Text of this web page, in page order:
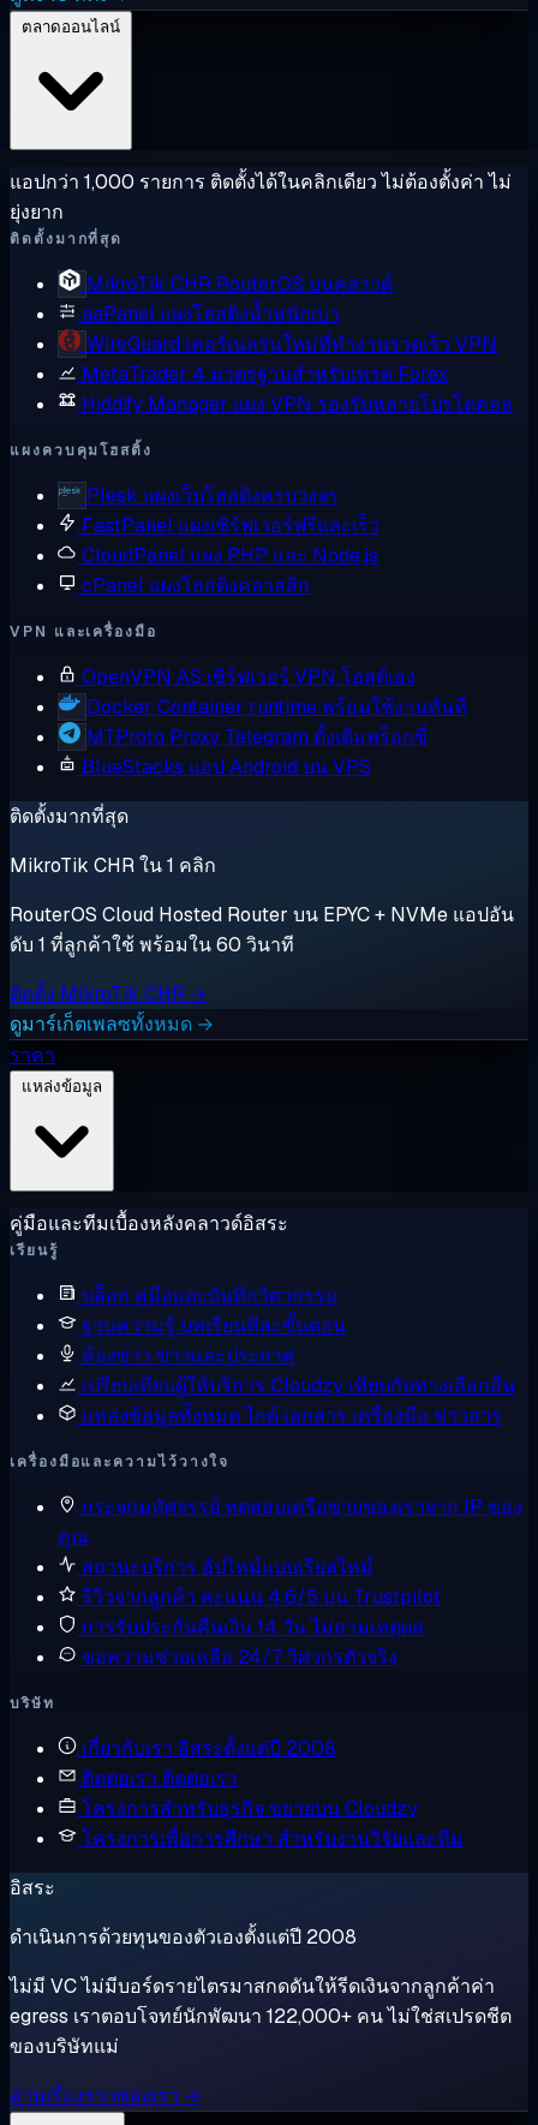
แอปกว่า 1,000 รายการ ติดตั้งได้ในคลิกเดียว ไม่ต้องตั้งค่า ไม่
ยุ่งยาก
ติดตั้งมากที่สุด
MikroTik CHR RouterOS บนคลาวด์
aaPanel แผงโฮสติงน้ำหนักเบา
WireGuard เคอร์เนลรุ่นใหม่ที่ทำงานรวดเร็ว VPN
MetaTrader 4 มาตรฐานสำหรับเทรด Forex
Hiddify Manager แผง VPN รองรับหลายโปรโตคอล
แผงควบคุมโฮสติ้ง
Plesk แผงเว็บโฮสติงครบวงจร
FastPanel แผงเซิร์ฟเวอร์ฟรีและเร็ว
CloudPanel แผง PHP และ Node.js
cPanel แผงโฮสติงคลาสสิก
VPN และเครื่องมือ
OpenVPN AS เซิร์ฟเวอร์ VPN โฮสต์เอง
Docker Container runtime พร้อมใช้งานทันที
MTProto Proxy Telegram ดั้งเดิมพร็อกซี่
BlueStacks แอป Android บน VPS
ติดตั้งมากที่สุด
MikroTik CHR ใน 1 คลิก
RouterOS Cloud Hosted Router บน EPYC + NVMe แอปอัน
ดับ 1 ที่ลูกค้าใช้ พร้อมใน 60 วินาที
ติดตั้ง MikroTik CHR →
ดูมาร์เก็ตเพลซทั้งหมด →
ราคา
คู่มือและทีมเบื้องหลังคลาวด์อิสระ
เรียนรู้
บล็อก คู่มือและบันทึกวิศวกรรม
ฐานความรู้ บทเรียนทีละขั้นตอน
ห้องข่าว ข่าวและประกาศ
เปรียบเทียบผู้ให้บริการ Cloudzy เทียบกับทางเลือกอื่น
แหล่งข้อมูลทั้งหมดไกด์ เอกสาร เครื่องมือ ข่าวสาร
เครื่องมือและความไว้วางใจ
กระจกมหัศจรรย์ ทดสอบเครือข่ายของเราจาก IP ของ
คุณ
สถานะบริการ อัปไทม์แบบเรียลไทม์
รีวิวจากลูกค้า คะแนน 4.6/5 บน Trustpilot
การรับประกันคืนเงิน14 วัน ไม่ถามเหตุผล
ขอความช่วยเหลือ 24/7 วิศวกรตัวจริง
บริษัท
เกี่ยวกับเรา อิสระตั้งแต่ปี 2008
ติดต่อเรา ติดต่อเรา
โครงการสำหรับธุรกิจ ขยายบน Cloudzy
โครงการเพื่อการศึกษา สำหรับงานวิจัยและทีม
อิสระ
ดำเนินการด้วยทุนของตัวเองตั้งแต่ปี 2008
ไม่มี VC ไม่มีบอร์ดรายไตรมาสกดดันให้รีดเงินจากลูกค้าค่า
egress เราตอบโจทย์นักพัฒนา 122,000+ คน ไม่ใช่สเปรดชีต
ของบริษัทแม่
อ่านเรื่องราวของเรา →